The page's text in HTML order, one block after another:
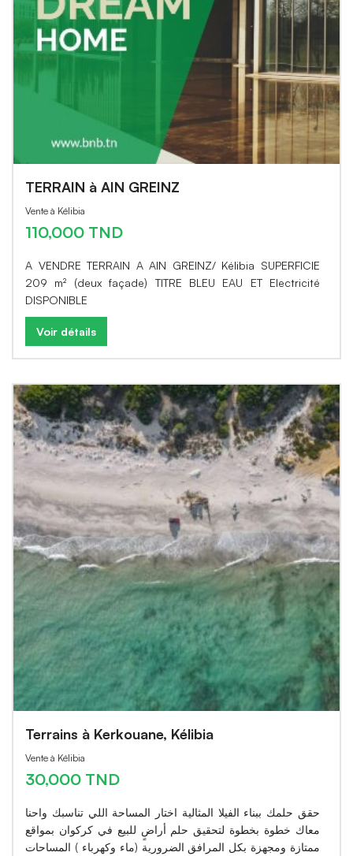
TERRAIN à AIN GREINZ
Vente à Kélibia
110,000 TND
A VENDRE TERRAIN A AIN GREINZ/ Kélibia SUPERFICIE
209 m² (deux façade) TITRE BLEU EAU ET Electricité
DISPONIBLE
Voir détails
Terrains à Kerkouane, Kélibia
Vente à Kélibia
30,000 TND
حقق حلمك ببناء الفيلا المثالية اختار المساحة اللي تناسبك واحنا
معاك خطوة بخطوة لتحقيق حلم أراضٍ للبيع في كركوان بمواقع
ممتازة ومجهزة بكل المرافق الضرورية (ماء وكهرباء ) المساحات